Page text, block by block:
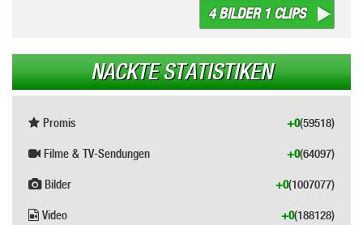
4 BILDER 1 CLIPS
NACKTE STATISTIKEN
Promis (59518)
+0
Filme & TV-Sendungen (64097)
+0
Bilder (1007077)
+0
Video (188128)
+0